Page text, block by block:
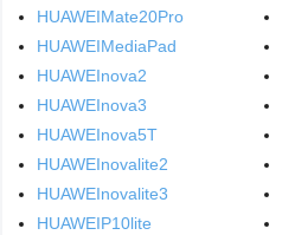
HUAWEIMate20Pro
HUAWEIMediaPad
HUAWEInova2
HUAWEInova3
HUAWEInova5T
HUAWEInovalite2
HUAWEInovalite3
HUAWEIP10lite